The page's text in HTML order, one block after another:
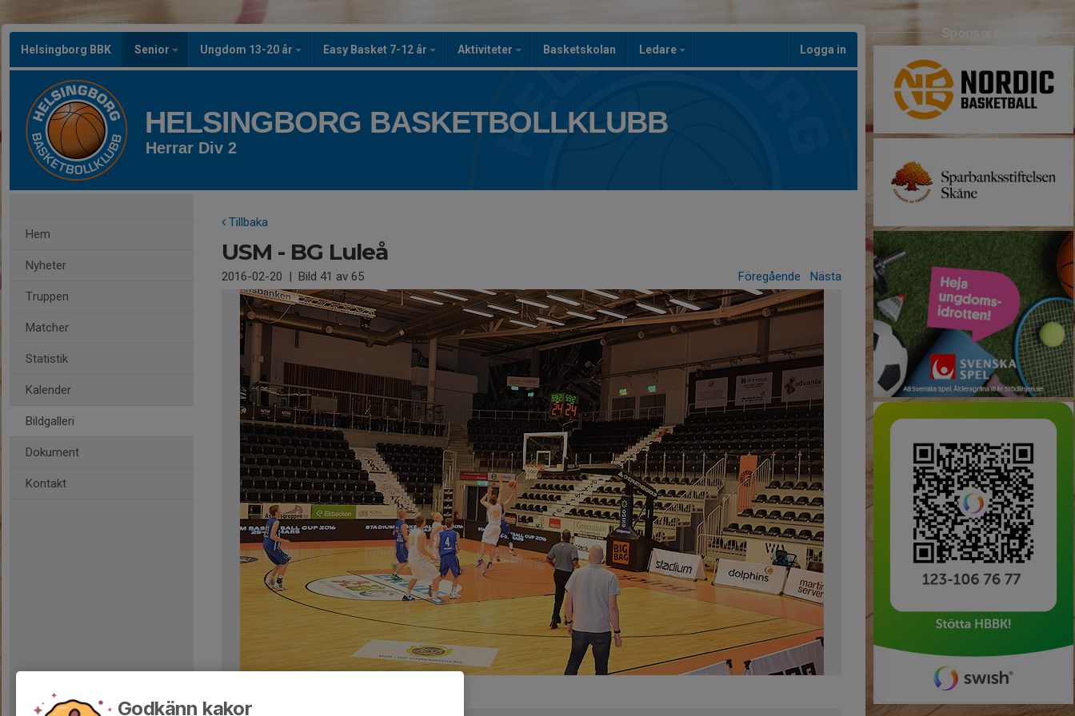
Helsingborg BBK Senior Ungdom 13-20 år Easy Basket 7-12 år Aktiviteter Basketskolan Ledare Logga in
HELSINGBORG BASKETBOLLKLUBB
Herrar Div 2
Hem
Nyheter
Truppen
Matcher
Statistik
Kalender
Bildgalleri
Dokument
Kontakt
Tillbaka
USM - BG Luleå
2016-02-20 | Bild 41 av 65 Föregående Nästa
Kommentarer
Sponsorer
Godkänn kakor